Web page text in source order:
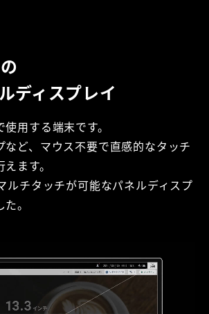
ディスプレイ
用する端末です。
など、マウス不要で直感的なタッチ
ます。
ルチタッチが可能なパネルディスプ
。